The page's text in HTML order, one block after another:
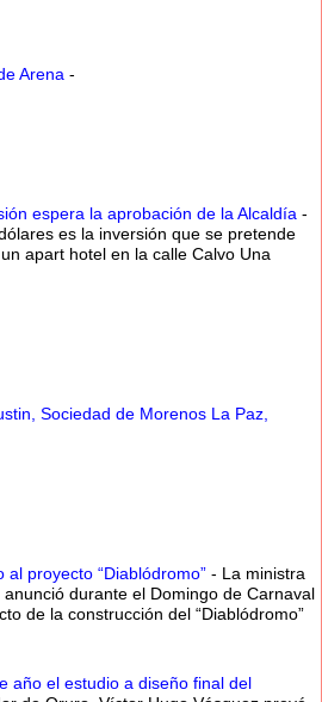
Arena -
espera la aprobación de la Alcaldía -
es la inversión que se pretende
apart hotel en la calle Calvo Una
Sociedad de Morenos La Paz,
proyecto “Diablódromo” - La ministra
durante el Domingo de Carnaval
de la construcción del “Diablódromo”
año el estudio a diseño final del